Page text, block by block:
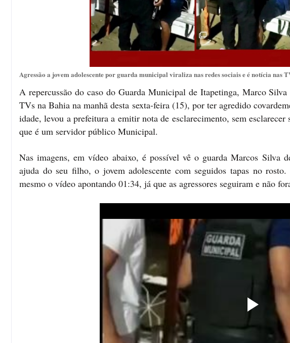
Agressão a jovem adolescente por guarda municipal viraliza nas redes sociais e é notícia nas
A repercussão do caso do Guarda Municipal de Itapetinga, Marco
TVs na Bahia na manhã desta sexta-feira (15), por ter agredido
idade, levou a prefeitura a emitir nota de esclarecimento, sem
que é um servidor público Municipal.
Nas imagens, em vídeo abaixo, é possível vê o guarda Marcos Silva
ajuda do seu filho, o jovem adolescente com seguidos tapas no
mesmo o vídeo apontando 01:34, já que as agressores seguiram e não